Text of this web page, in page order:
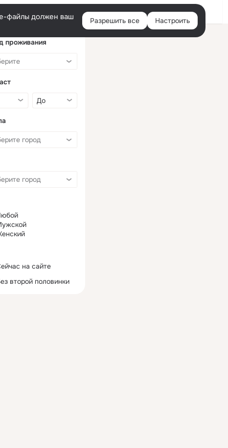
Войти
файлы должен ваш
Разрешить все Настроить
проживания
на сайте
второй половинки